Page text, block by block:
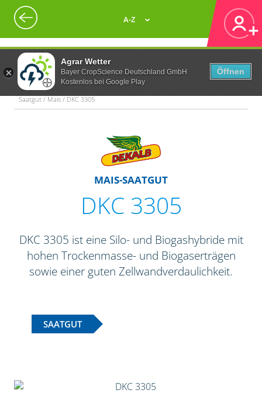
Agrar Wetter
Bayer CropScience Deutschland GmbH
Kostenlos bei Google Play
Öffnen
A-Z
Saatgut / Mais / DKC 3305
MAIS-SAATGUT
DKC 3305
DKC 3305 ist eine Silo- und Biogashybride mit
hohen Trockenmasse- und Biogaserträgen
sowie einer guten Zellwandverdaulichkeit.
SAATGUT